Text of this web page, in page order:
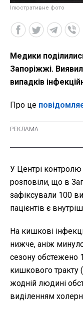
Ілюстративне фото
Медики
Запоріжжі.
випадків
Про це
У Центрі контролю
розповіли, що в
зафіксували 100
пацієнтів є
На кишкові
нижче, аніж
сезону обстежено
кишкового тракту
жодній людині
виділенням